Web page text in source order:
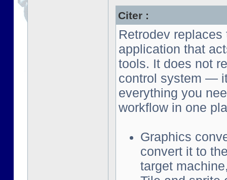
Citer :
Retrodev
application that
tools. It does not
control system —
everything you
workflow in one
Graphics
convert it to
target